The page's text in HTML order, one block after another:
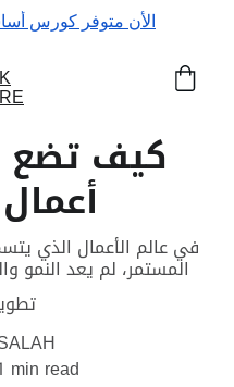
الأن متوفر كورس
كيف تضع
في عالم الأعمال الذي
المستمر، لم يعد النمو
min read